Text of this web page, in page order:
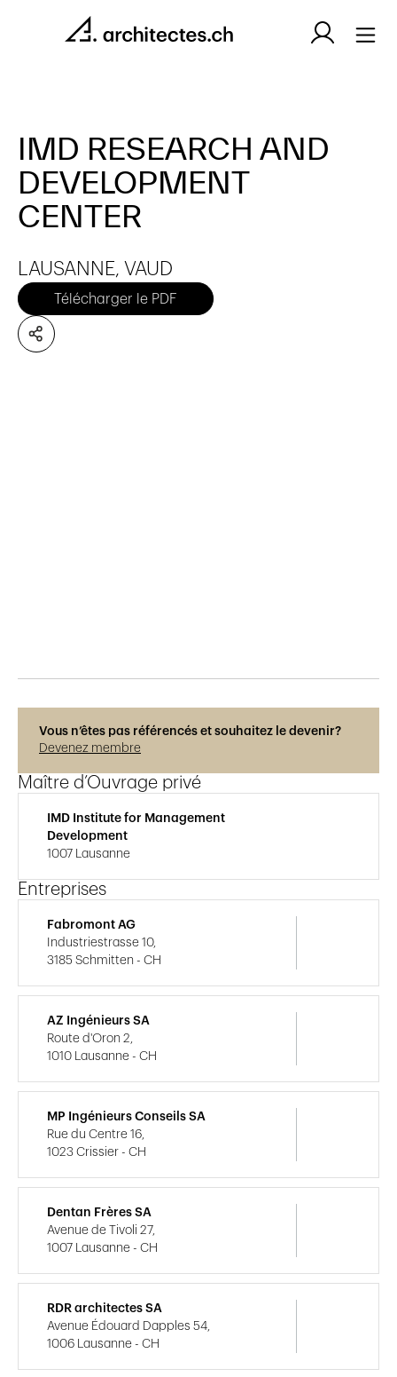
IMD RESEARCH AND
DEVELOPMENT
CENTER
LAUSANNE, VAUD
Télécharger le PDF
Vous n’êtes pas référencés et souhaitez le devenir?
Devenez membre
Maître d’Ouvrage privé
IMD Institute for Management
Development
1007 Lausanne
Entreprises
Fabromont AG
Industriestrasse 10,
3185 Schmitten - CH
AZ Ingénieurs SA
Route d'Oron 2,
1010 Lausanne - CH
MP Ingénieurs Conseils SA
Rue du Centre 16,
1023 Crissier - CH
Dentan Frères SA
Avenue de Tivoli 27,
1007 Lausanne - CH
RDR architectes SA
Avenue Édouard Dapples 54,
1006 Lausanne - CH